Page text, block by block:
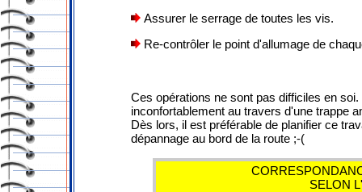
Assurer le serrage de toutes les vis.
Re-contrôler le point d'allumage de
Ces opérations ne sont pas difficiles en
inconfortablement au travers d'une trappe
Dès lors, il est préférable de planifier ce
dépannage au bord de la route ;-(
SELON